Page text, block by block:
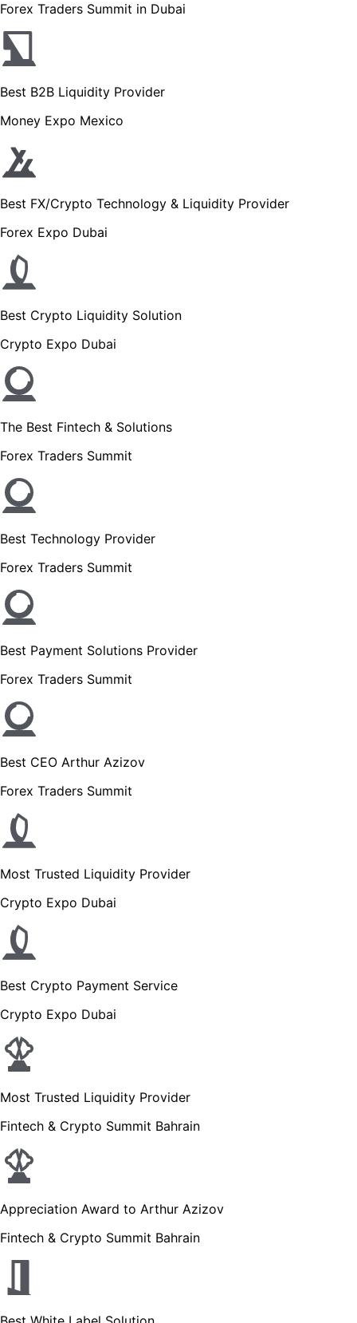
Forex Traders Summit in Dubai
Best B2B Liquidity Provider
Money Expo Mexico
Best FX/Crypto Technology & Liquidity Provider
Forex Expo Dubai
Best Crypto Liquidity Solution
Crypto Expo Dubai
The Best Fintech & Solutions
Forex Traders Summit
Best Technology Provider
Forex Traders Summit
Best Payment Solutions Provider
Forex Traders Summit
Best CEO Arthur Azizov
Forex Traders Summit
Most Trusted Liquidity Provider
Crypto Expo Dubai
Best Crypto Payment Service
Crypto Expo Dubai
Most Trusted Liquidity Provider
Fintech & Crypto Summit Bahrain
Appreciation Award to Arthur Azizov
Fintech & Crypto Summit Bahrain